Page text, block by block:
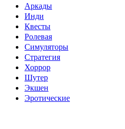
Аркады
Инди
Квесты
Ролевая
Симуляторы
Стратегия
Хоррор
Шутер
Экшен
Эротические